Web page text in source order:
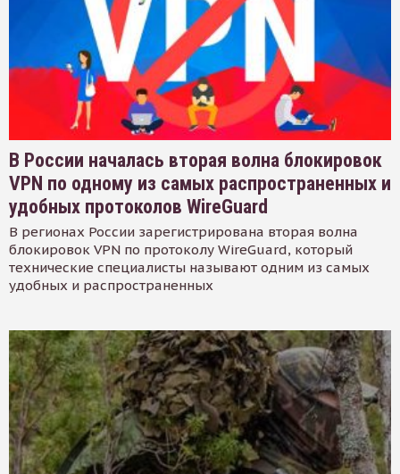
В России началась вторая волна блокировок
VPN по одному из самых распространенных и
удобных протоколов WireGuard
В регионах России зарегистрирована вторая волна
блокировок VPN по протоколу WireGuard, который
технические специалисты называют одним из самых
удобных и распространенных